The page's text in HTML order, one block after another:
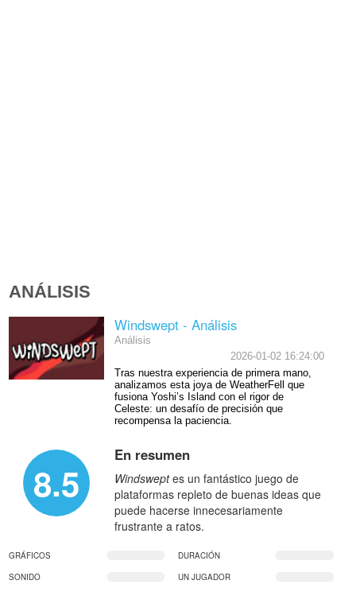
ANÁLISIS
Windswept - Análisis
Análisis
2026-01-02 16:24:00
Tras nuestra experiencia de primera mano,
analizamos esta joya de WeatherFell que
fusiona Yoshi’s Island con el rigor de
Celeste: un desafío de precisión que
recompensa la paciencia.
8.5
En resumen
Windsweptes un fantástico juego de
plataformas repleto de buenas ideas que
puede hacerse innecesariamente
frustrante a ratos.
GRÁFICOS
DURACIÓN
SONIDO
UN JUGADOR